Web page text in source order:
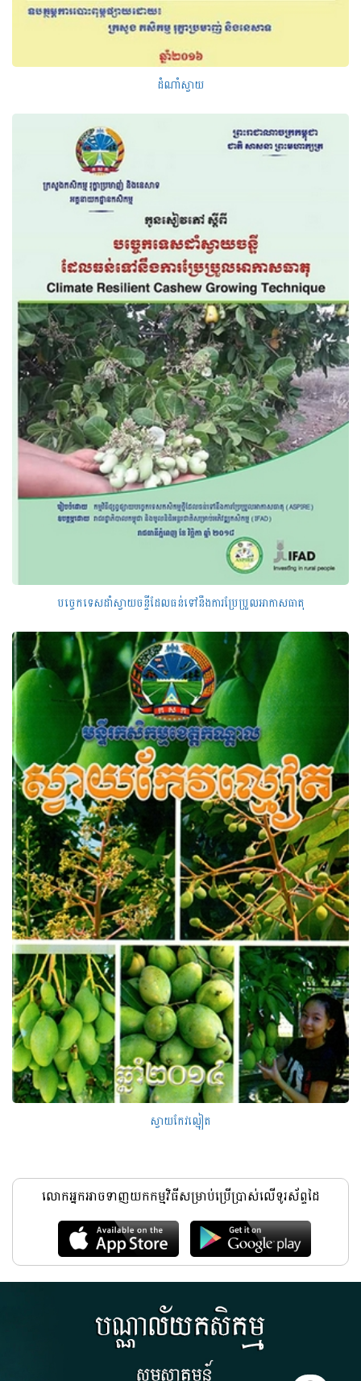
ដំណាំស្វាយ
បច្ចេកទេសដាំស្វាយចន្ទីដែលធន់ទៅនឹងការប្រែប្រួលអាកាសធាតុ
ស្វាយកែវល្មៀត
លោកអ្នកអាចទាញយកកម្មវិធីសម្រាប់ប្រើប្រាស់លើទូរស័ព្ទដៃ